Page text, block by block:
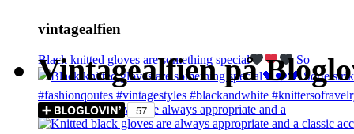
vintagealfien
Black knitted gloves are something special So
Knitted black gloves are always appropriate and a
Vintagealfien på